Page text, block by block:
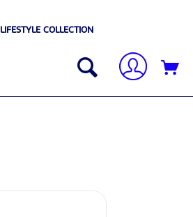
LIFESTYLE COLLECTION